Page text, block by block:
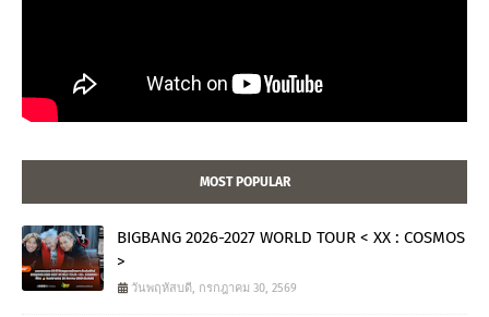
MOST POPULAR
BIGBANG 2026-2027 WORLD TOUR < XX : COSMOS
>
วันพฤหัสบดี, กรกฎาคม 30, 2569